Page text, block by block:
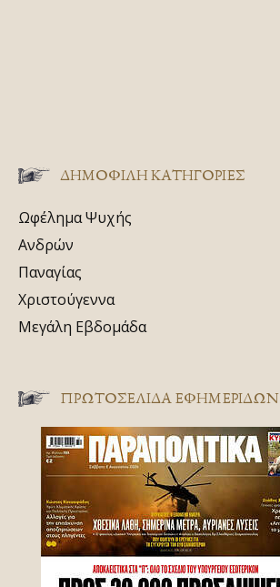
ΔΗΜΟΦΙΛΗ ΚΑΤΗΓΟΡΙΕΣ
Ωφέλημα Ψυχής
Ανδρών
Παναγίας
Χριστούγεννα
Μεγάλη Εβδομάδα
ΠΡΩΤΟΣΈΛΙΔΑ ΕΦΗΜΕΡΊΔΩΝ